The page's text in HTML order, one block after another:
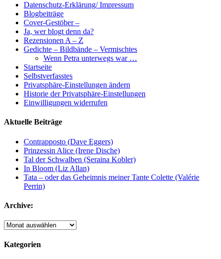
Datenschutz-Erklärung/ Impressum
Blogbeiträge
Cover-Gestöber –
Ja, wer blogt denn da?
Rezensionen A – Z
Gedichte – Bildbände – Vermischtes
Wenn Petra unterwegs war …
Startseite
Selbstverfasstes
Privatsphäre-Einstellungen ändern
Historie der Privatsphäre-Einstellungen
Einwilligungen widerrufen
Aktuelle Beiträge
Contrapposto (Dave Eggers)
Prinzessin Alice (Irene Dische)
Tal der Schwalben (Seraina Kobler)
In Bloom (Liz Allan)
Tata – oder das Geheimnis meiner Tante Colette (Valérie
Perrin)
Archive:
Archive:
Kategorien